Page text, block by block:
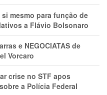
mesmo para função de
a Flávio Bolsonaro
e NEGOCIATAS de
Vorcaro
crise no STF apos
a Polícia Federal